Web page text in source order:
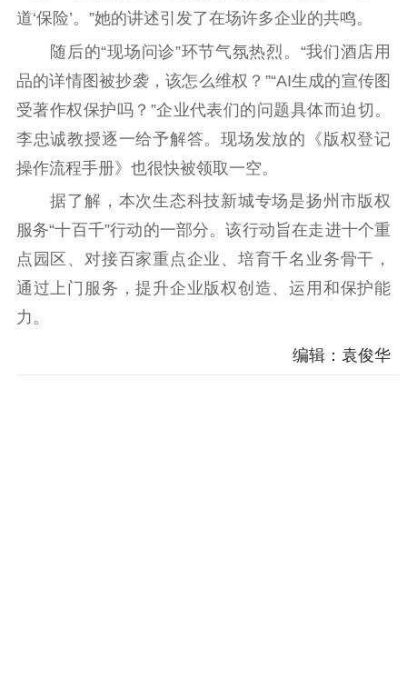
党建要闻 学习在线
文化人才
紫金人才 职称评审
数据资源
公共服务
新时代公民素养
提升资源库
新闻出版
政务服务
作品著作权
登记服务
科研创新
服务管理平台
智库服务
管理平台
文艺创作
服务管理
文化产业
案管理系统
道‘保险’。”她的讲述引发了在场许多企业的共鸣。
随后的“现场问诊”环节气氛热烈。“我们酒店用
品的详情图被抄袭，该怎么维权？”“AI生成的宣传图
受著作权保护吗？”企业代表们的问题具体而迫切。
李忠诚教授逐一给予解答。现场发放的《版权登记
操作流程手册》也很快被领取一空。
据了解，本次生态科技新城专场是扬州市版权
服务“十百千”行动的一部分。该行动旨在走进十个重
点园区、对接百家重点企业、培育千名业务骨干，
通过上门服务，提升企业版权创造、运用和保护能
力。
编辑：袁俊华